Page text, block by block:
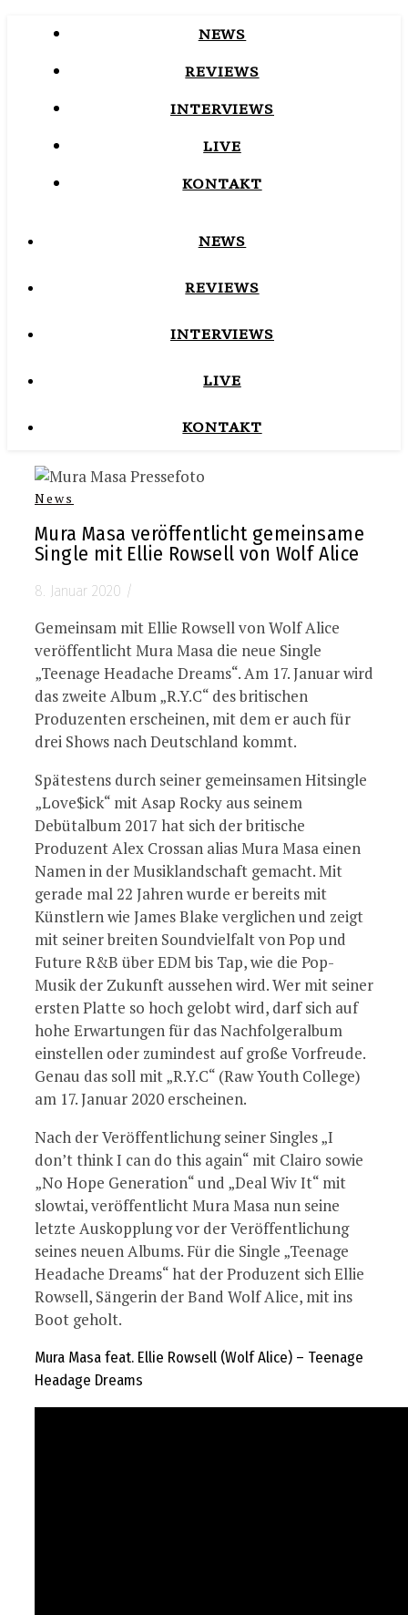
NEWS
REVIEWS
INTERVIEWS
LIVE
KONTAKT
NEWS
REVIEWS
INTERVIEWS
LIVE
KONTAKT
News
Mura Masa veröffentlicht gemeinsame
Single mit Ellie Rowsell von Wolf Alice
8. Januar 2020 /
Gemeinsam mit Ellie Rowsell von Wolf Alice
veröffentlicht Mura Masa die neue Single
„Teenage Headache Dreams“. Am 17. Januar wird
das zweite Album „R.Y.C“ des britischen
Produzenten erscheinen, mit dem er auch für
drei Shows nach Deutschland kommt.
Spätestens durch seiner gemeinsamen Hitsingle
„Love$ick“ mit Asap Rocky aus seinem
Debütalbum 2017 hat sich der britische
Produzent Alex Crossan alias Mura Masa einen
Namen in der Musiklandschaft gemacht. Mit
gerade mal 22 Jahren wurde er bereits mit
Künstlern wie James Blake verglichen und zeigt
mit seiner breiten Soundvielfalt von Pop und
Future R&B über EDM bis Tap, wie die Pop-
Musik der Zukunft aussehen wird. Wer mit seiner
ersten Platte so hoch gelobt wird, darf sich auf
hohe Erwartungen für das Nachfolgeralbum
einstellen oder zumindest auf große Vorfreude.
Genau das soll mit „R.Y.C“ (Raw Youth College)
am 17. Januar 2020 erscheinen.
Nach der Veröffentlichung seiner Singles „I
don’t think I can do this again“ mit Clairo sowie
„No Hope Generation“ und „Deal Wiv It“ mit
slowtai, veröffentlicht Mura Masa nun seine
letzte Auskopplung vor der Veröffentlichung
seines neuen Albums. Für die Single „Teenage
Headache Dreams“ hat der Produzent sich Ellie
Rowsell, Sängerin der Band Wolf Alice, mit ins
Boot geholt.
Mura Masa feat. Ellie Rowsell (Wolf Alice) – Teenage
Headage Dreams